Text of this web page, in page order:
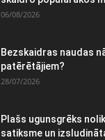
06/08/2026
Bezskaidras naudas
patērētājiem?
28/07/2026
Plašs ugunsgrēks
satiksme un